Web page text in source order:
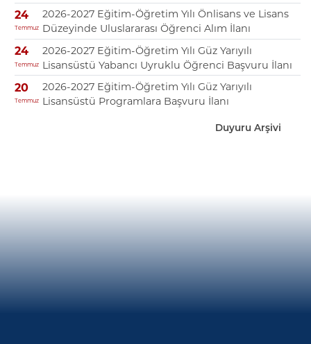
24
Temmuz
2026-2027 Eğitim-Öğretim Yılı Önlisans ve Lisans
Düzeyinde Uluslararası Öğrenci Alım İlanı
24
Temmuz
2026-2027 Eğitim-Öğretim Yılı Güz Yarıyılı
Lisansüstü Yabancı Uyruklu Öğrenci Başvuru İlanı
20
Temmuz
2026-2027 Eğitim-Öğretim Yılı Güz Yarıyılı
Lisansüstü Programlara Başvuru İlanı
Duyuru Arşivi